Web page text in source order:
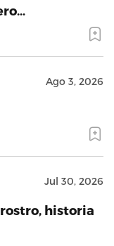
Ago 3, 2026
Jul 30, 2026
historia